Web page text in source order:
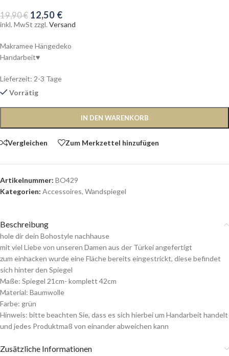
19,90€ 12,50 €
inkl. MwSt zzgl. Versand
Makramee Hängedeko
Handarbeit♥
Lieferzeit: 2-3 Tage
Vorrätig
IN DEN WARENKORB
Vergleichen Zum Merkzettel hinzufügen
Artikelnummer: BO429
Kategorien: Accessoires, Wandspiegel
Beschreibung
hole dir dein Bohostyle nachhause
mit viel Liebe von unseren Damen aus der Türkei angefertigt
zum einhacken wurde eine Fläche bereits eingestrickt, diese befindet
sich hinter den Spiegel
Maße: Spiegel 21cm- komplett 42cm
Material: Baumwolle
Farbe: grün
Hinweis: bitte beachten Sie, dass es sich hierbei um Handarbeit handelt
und jedes Produktmaß von einander abweichen kann
Zusätzliche Informationen